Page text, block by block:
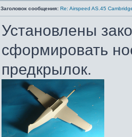
Заголовок сообщения: Re: Airspeed AS.45
Установлены
сформировать
предкрылок.